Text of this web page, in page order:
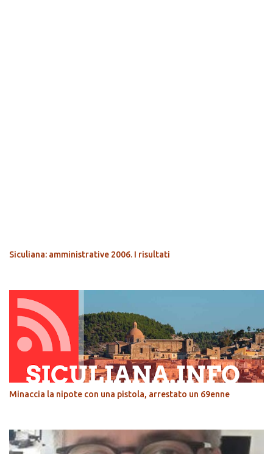
Siculiana: amministrative 2006. I risultati
Minaccia la nipote con una pistola, arrestato un 69enne